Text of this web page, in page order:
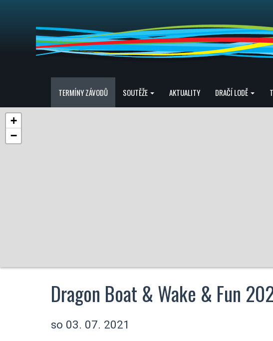
TERMÍNY ZÁVODŮ SOUTĚŽE AKTUALITY DRAČÍ LODĚ
+
−
Dragon Boat & Wake & Fun
so 03. 07. 2021